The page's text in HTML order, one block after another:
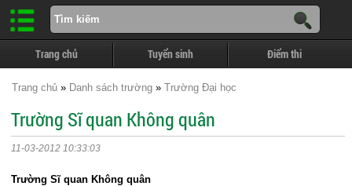
Trang chủ Tuyển sinh Điểm thi
Trang chủ » Danh sách trường » Trường Đại học
Trường Sĩ quan Không quân
11-03-2012 10:33:03
Trường Sĩ quan Không quân